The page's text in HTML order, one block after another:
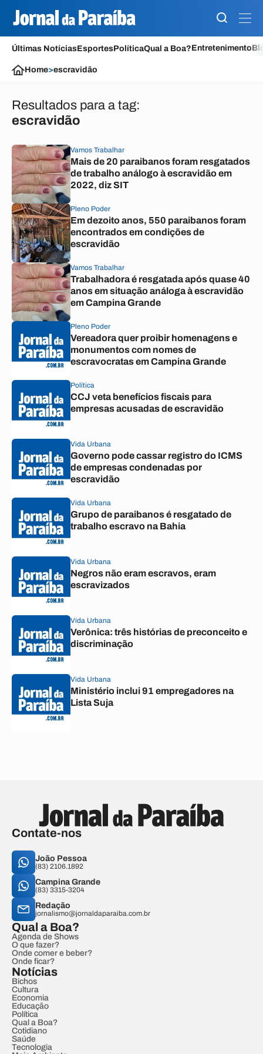
Últimas NotíciasEsportesPolíticaQual a Boa?Entretenimento
Home>escravidão
Resultados para a tag:
escravidão
Vamos Trabalhar
Mais de 20 paraibanos foram resgatados
de trabalho análogo à escravidão em
2022, diz SIT
Pleno Poder
Em dezoito anos, 550 paraibanos foram
encontrados em condições de
escravidão
Vamos Trabalhar
Trabalhadora é resgatada após quase 40
anos em situação análoga à escravidão
em Campina Grande
Pleno Poder
Vereadora quer proibir homenagens e
monumentos com nomes de
escravocratas em Campina Grande
Política
CCJ veta benefícios fiscais para
empresas acusadas de escravidão
Vida Urbana
Governo pode cassar registro do ICMS
de empresas condenadas por
escravidão
Vida Urbana
Grupo de paraibanos é resgatado de
trabalho escravo na Bahia
Vida Urbana
Negros não eram escravos, eram
escravizados
Vida Urbana
Verônica: três histórias de preconceito e
discriminação
Vida Urbana
Ministério inclui 91 empregadores na
Lista Suja
Contate-nos
João Pessoa
(83) 2106.1892
Campina Grande
(83) 3315-3204
Redação
jornalismo@jornaldaparaiba.com.br
Qual a Boa?
Agenda de Shows
O que fazer?
Onde comer e beber?
Onde ficar?
Notícias
Bichos
Cultura
Economia
Educação
Política
Qual a Boa?
Cotidiano
Saúde
Tecnologia